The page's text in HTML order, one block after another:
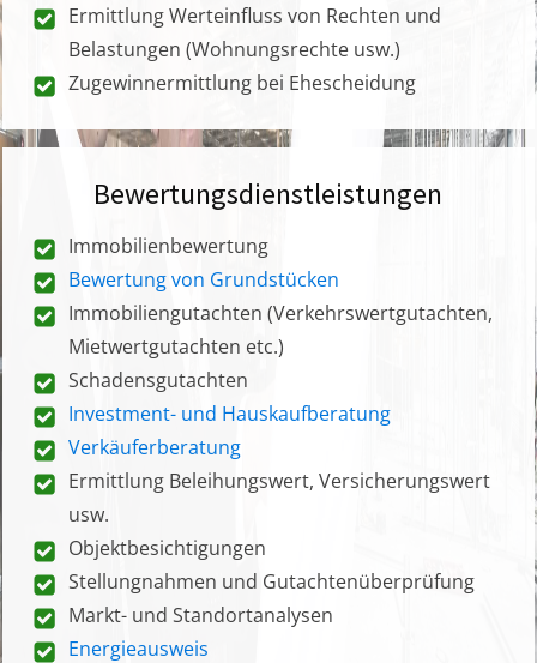
Ermittlung Werteinfluss von Rechten und
Belastungen (Wohnungsrechte usw.)
Zugewinnermittlung bei Ehescheidung
Bewertungsdienstleistungen
Immobilienbewertung
Bewertung von Grundstücken
Immobiliengutachten (Verkehrswertgutachten,
Mietwertgutachten etc.)
Schadensgutachten
Investment- und Hauskaufberatung
Verkäuferberatung
Ermittlung Beleihungswert, Versicherungswert
usw.
Objektbesichtigungen
Stellungnahmen und Gutachtenüberprüfung
Markt- und Standortanalysen
Energieausweis